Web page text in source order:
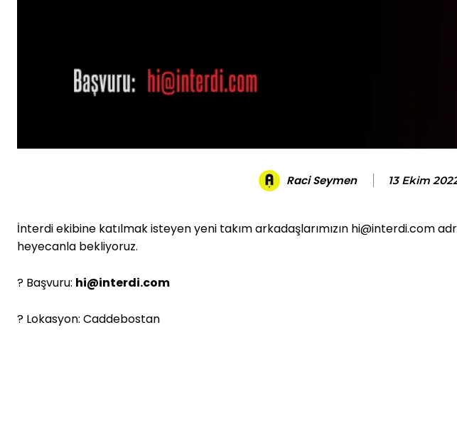
Raci Seymen 13 Ekim
İnterdi ekibine katılmak isteyen yeni takım arkadaşlarımızın hi@interdi.com
heyecanla bekliyoruz.
? Başvuru: hi@interdi.com
? Lokasyon: Caddebostan